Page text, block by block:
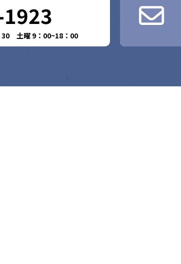
30 土曜 9：00~18：00